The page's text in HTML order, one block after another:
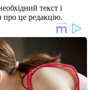
текст і
про це редакцію.